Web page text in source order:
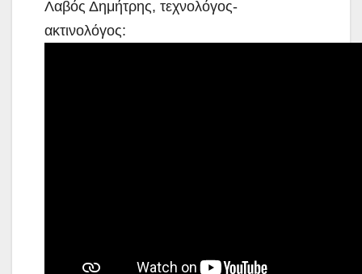
Λαβός Δημήτρης, τεχνολόγος-
ακτινολόγος: